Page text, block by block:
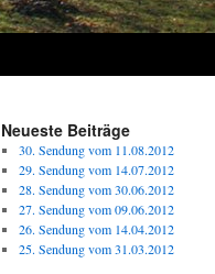
Neueste Beiträge
30. Sendung vom 11.08.2012
29. Sendung vom 14.07.2012
28. Sendung vom 30.06.2012
27. Sendung vom 09.06.2012
26. Sendung vom 14.04.2012
25. Sendung vom 31.03.2012